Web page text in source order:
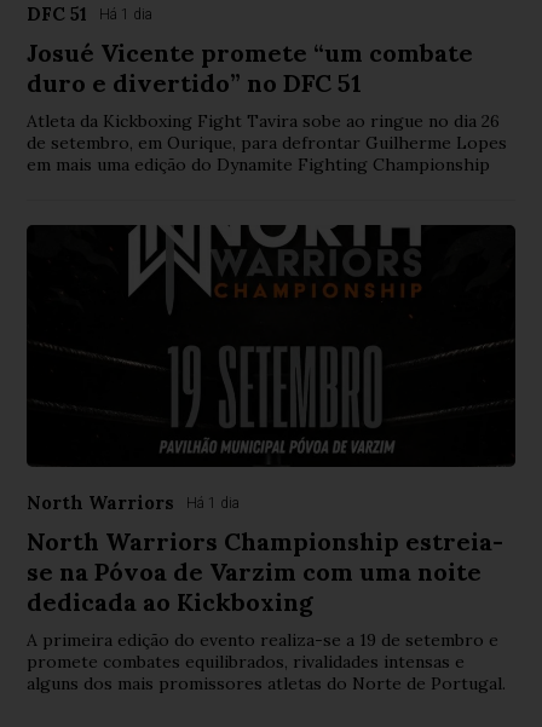
DFC 51 Há 1 dia
Josué Vicente promete “um combate
duro e divertido” no DFC 51
Atleta da Kickboxing Fight Tavira sobe ao ringue no dia 26
de setembro, em Ourique, para defrontar Guilherme Lopes
em mais uma edição do Dynamite Fighting Championship
North Warriors Há 1 dia
North Warriors Championship estreia-
se na Póvoa de Varzim com uma noite
dedicada ao Kickboxing
A primeira edição do evento realiza-se a 19 de setembro e
promete combates equilibrados, rivalidades intensas e
alguns dos mais promissores atletas do Norte de Portugal.